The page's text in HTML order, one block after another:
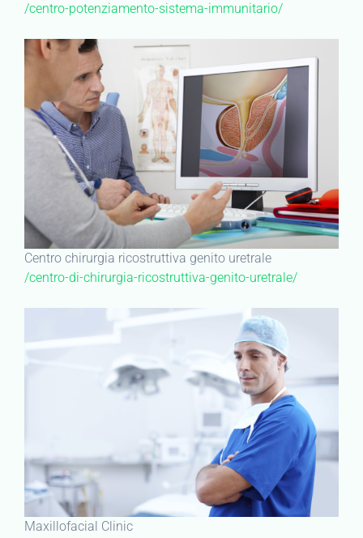
/centro-potenziamento-sistema-immunitario/
Centro chirurgia ricostruttiva genito uretrale
/centro-di-chirurgia-ricostruttiva-genito-uretrale/
Maxillofacial Clinic